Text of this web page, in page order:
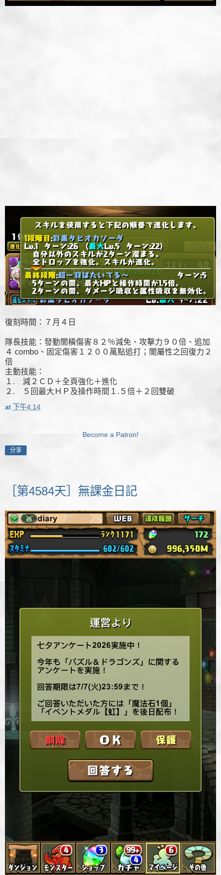
復刻時間：７月４日
隊長技能：發動闇橫傷害８２％減免、攻擊力９０倍、追加
４ combo、固定傷害１２００萬點追打；闇屬性之回復力２
倍
主動技能：
１. 減２ＣＤ＋全頁強化＋進化
２. ５回最大ＨＰ及操作時間１.５倍＋２回雙破
at 下午4:14
Become a Patron!
分享
［第4584天］無課金日記